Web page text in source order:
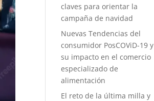
claves para orientar la
campaña de navidad
Nuevas Tendencias del
consumidor PosCOViD-19 y
su impacto en el comercio
especializado de
alimentación
El reto de la última milla y